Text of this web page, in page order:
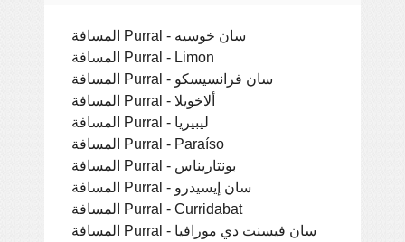
المسافة Purral - سان خوسيه
المسافة Purral - Limon
المسافة Purral - سان فرانسيسكو
المسافة Purral - ألاخويلا
المسافة Purral - ليبيريا
المسافة Purral - Paraíso
المسافة Purral - بونتاريناس
المسافة Purral - سان إيسيدرو
المسافة Purral - Curridabat
المسافة Purral - سان فيسنت دي مورافيا